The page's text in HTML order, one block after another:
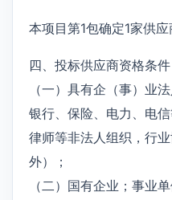
本项目第1包确定1家供应
四、投标供应商资格条件
（一）具有企（事）业
银行、保险、电力、电
律师等非法人组织，行
外）；
（二）国有企业；事业